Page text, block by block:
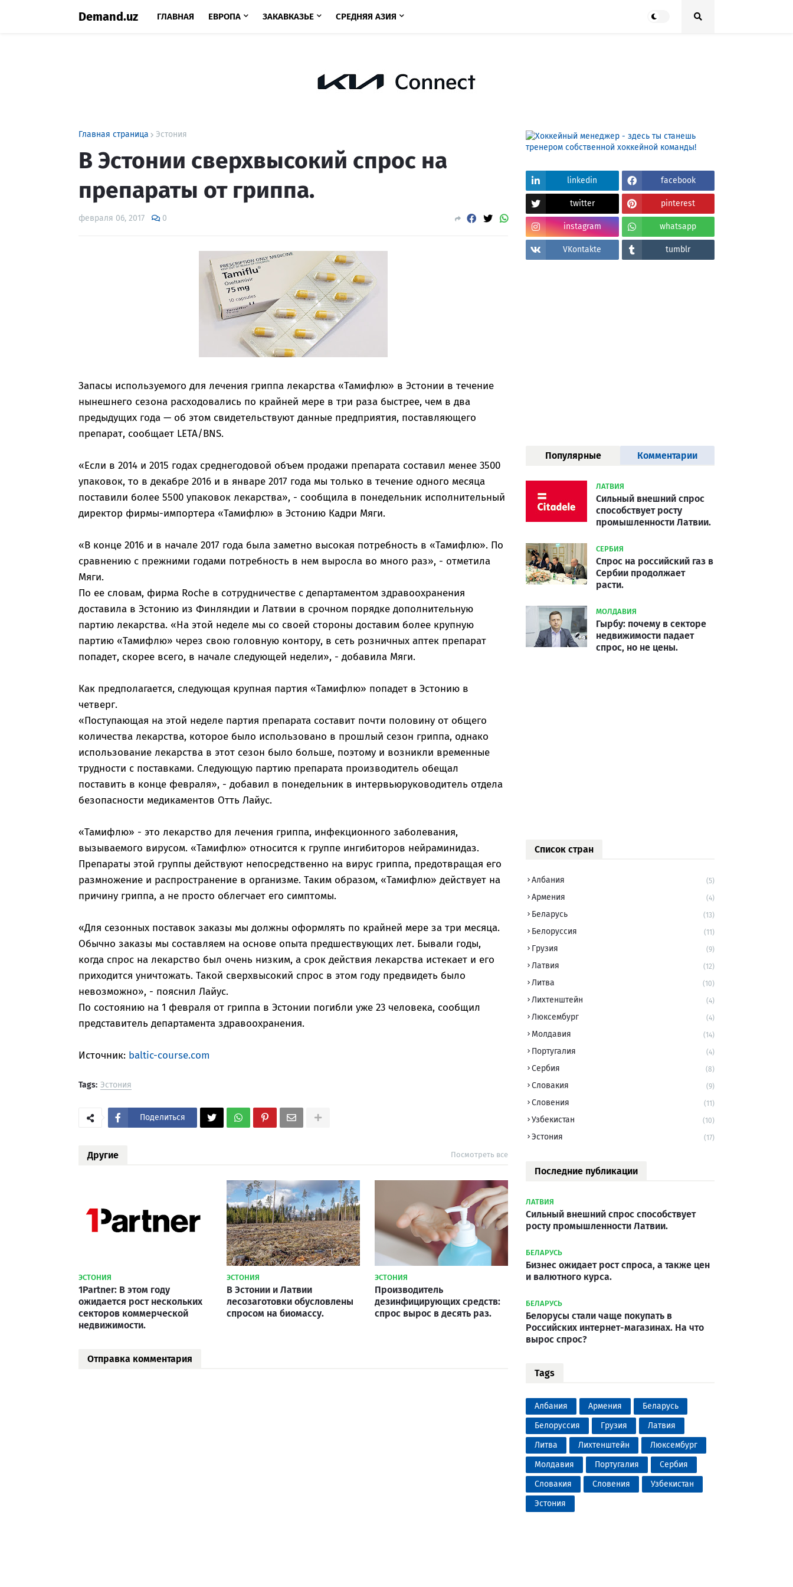
Demand.uz ГЛАВНАЯ ЕВРОПА ЗАКАВКАЗЬЕ СРЕДНЯЯ АЗИЯ
Главная страница Эстония
В Эстонии сверхвысокий спрос на
препараты от гриппа.
февраля 06, 2017 0
Запасы используемого для лечения гриппа лекарства «Тамифлю» в Эстонии в течение
нынешнего сезона расходовались по крайней мере в три раза быстрее, чем в два
предыдущих года — об этом свидетельствуют данные предприятия, поставляющего
препарат, сообщает LETA/BNS.
«Если в 2014 и 2015 годах среднегодовой объем продажи препарата составил менее 3500
упаковок, то в декабре 2016 и в январе 2017 года мы только в течение одного месяца
поставили более 5500 упаковок лекарства», - сообщила в понедельник исполнительный
директор фирмы-импортера «Тамифлю» в Эстонию Кадри Мяги.
«В конце 2016 и в начале 2017 года была заметно высокая потребность в «Тамифлю». По
сравнению с прежними годами потребность в нем выросла во много раз», - отметила
Мяги.
По ее словам, фирма Roche в сотрудничестве с департаментом здравоохранения
доставила в Эстонию из Финляндии и Латвии в срочном порядке дополнительную
партию лекарства. «На этой неделе мы со своей стороны доставим более крупную
партию «Тамифлю» через свою головную контору, в сеть розничных аптек препарат
попадет, скорее всего, в начале следующей недели», - добавила Мяги.
Как предполагается, следующая крупная партия «Тамифлю» попадет в Эстонию в
четверг.
«Поступающая на этой неделе партия препарата составит почти половину от общего
количества лекарства, которое было использовано в прошлый сезон гриппа, однако
использование лекарства в этот сезон было больше, поэтому и возникли временные
трудности с поставками. Следующую партию препарата производитель обещал
поставить в конце февраля», - добавил в понедельник в интервьюруководитель отдела
безопасности медикаментов Отть Лайус.
«Тамифлю» - это лекарство для лечения гриппа, инфекционного заболевания,
вызываемого вирусом. «Тамифлю» относится к группе ингибиторов нейраминидаз.
Препараты этой группы действуют непосредственно на вирус гриппа, предотвращая его
размножение и распространение в организме. Таким образом, «Тамифлю» действует на
причину гриппа, а не просто облегчает его симптомы.
«Для сезонных поставок заказы мы должны оформлять по крайней мере за три месяца.
Обычно заказы мы составляем на основе опыта предшествующих лет. Бывали годы,
когда спрос на лекарство был очень низким, а срок действия лекарства истекает и его
приходится уничтожать. Такой сверхвысокий спрос в этом году предвидеть было
невозможно», - пояснил Лайус.
По состоянию на 1 февраля от гриппа в Эстонии погибли уже 23 человека, сообщил
представитель департамента здравоохранения.
Источник: baltic-course.com
Tags: Эстония
Поделиться
Другие Посмотреть все
ЭСТОНИЯ
1Partner: В этом году
ожидается рост нескольких
секторов коммерческой
недвижимости.
ЭСТОНИЯ
В Эстонии и Латвии
лесозаготовки обусловлены
спросом на биомассу.
ЭСТОНИЯ
Производитель
дезинфицирующих средств:
спрос вырос в десять раз.
Отправка комментария
linkedin facebook
twitter pinterest
instagram whatsapp
VKontakte tumblr
Популярные
Комментарии
ЛАТВИЯ
Сильный внешний спрос
способствует росту
промышленности Латвии.
СЕРБИЯ
Спрос на российский газ в
Сербии продолжает
расти.
МОЛДАВИЯ
Гырбу: почему в секторе
недвижимости падает
спрос, но не цены.
Список стран
Албания (5)
Армения (4)
Беларусь (13)
Белоруссия (11)
Грузия (9)
Латвия (12)
Литва (10)
Лихтенштейн (4)
Люксембург (4)
Молдавия (14)
Португалия (4)
Сербия (8)
Словакия (9)
Словения (11)
Узбекистан (10)
Эстония (17)
Последние публикации
ЛАТВИЯ
Сильный внешний спрос способствует
росту промышленности Латвии.
БЕЛАРУСЬ
Бизнес ожидает рост спроса, а также цен
и валютного курса.
БЕЛАРУСЬ
Белорусы стали чаще покупать в
Российских интернет-магазинах. На что
вырос спрос?
Tags
Албания Армения
Беларусь
Белоруссия
Грузия
Латвия
Литва
Лихтенштейн
Люксембург
Молдавия
Португалия
Сербия
Словакия
Словения
Узбекистан
Эстония